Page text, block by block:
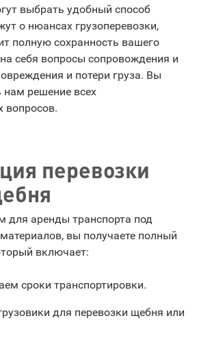
выбрать удобный способ
о нюансах грузоперевозки,
полную сохранность вашего
себя вопросы сопровождения и
и потери груза. Вы
нам решение всех
вопросов.
перевозки
для аренды транспорта под
вы получаете полный
включает:
сроки транспортировки.
для перевозки щебня или